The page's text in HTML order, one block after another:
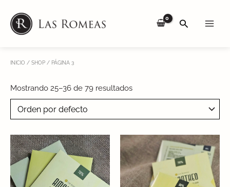
content
SEARCH
INICIO / SHOP / PÁGINA 3
Mostrando 25–36 de 79 resultados